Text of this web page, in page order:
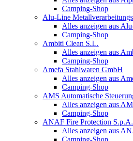
Camping-Shop
Alu-Line
Alles anzeigen aus
Camping-Shop
Ambiti Clean S.L.
Alles anzeigen aus
Camping-Shop
Amefa Stahlwaren GmbH
Alles anzeigen aus
Camping-Shop
AMS Automatische
Alles anzeigen aus
Camping-Shop
ANAF Fire Protection S.p.A.
Alles anzeigen aus
Camping-Shop